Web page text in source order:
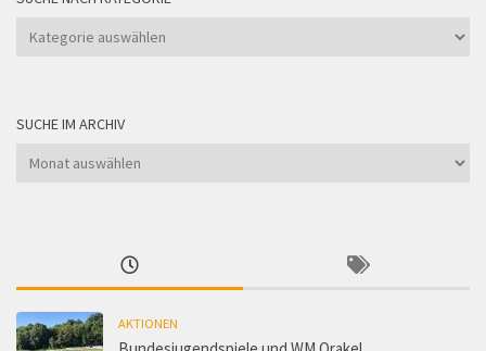
Suche
SUCHE IM ARCHIV
Suche
AKTIONEN